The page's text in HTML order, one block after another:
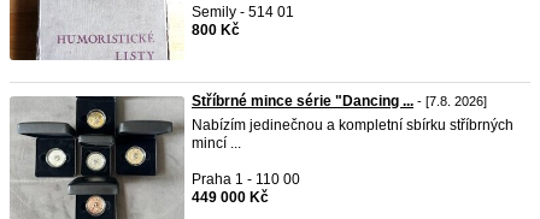
Semily - 514 01
800 Kč
Stříbrné mince série "Dancing ... - [7.8. 2026]
Nabízím jedinečnou a kompletní sbírku stříbrných
mincí ...
Praha 1 - 110 00
449 000 Kč